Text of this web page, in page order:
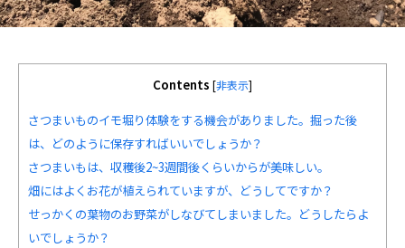
Contents [非表示]
さつまいものイモ堀り体験をする機会がありました。掘った後
は、どのように保存すればいいでしょうか？
さつまいもは、収穫後2~3週間後くらいからが美味しい。
畑にはよくお花が植えられていますが、どうしてですか？
せっかくの葉物のお野菜がしなびてしまいました。どうしたらよ
いでしょうか？